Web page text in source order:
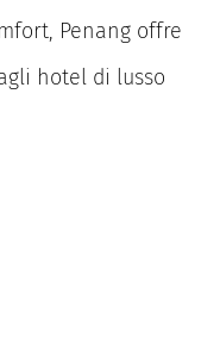
Penang offre
hotel di lusso